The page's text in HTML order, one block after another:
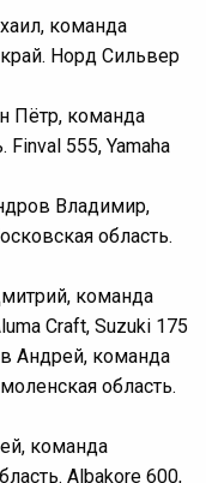
команда
Норд Сильвер
Пётр, команда
555, Yamaha
Владимир,
область.
команда
Craft, Suzuki 175
Андрей, команда
область.
команда
Albakore 600,